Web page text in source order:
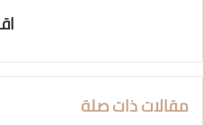
مقالات ذات صلة